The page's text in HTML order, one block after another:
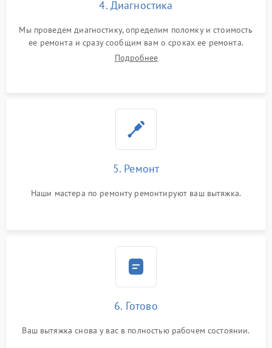
4. Диагностика
Мы проведем диагностику, определим поломку и стоимость
ее ремонта и сразу сообщим вам о сроках ее ремонта.
Подробнее
5. Ремонт
Наши мастера по ремонту ремонтируют ваш вытяжка.
6. Готово
Ваш вытяжка снова у вас в полностью рабочем состоянии.